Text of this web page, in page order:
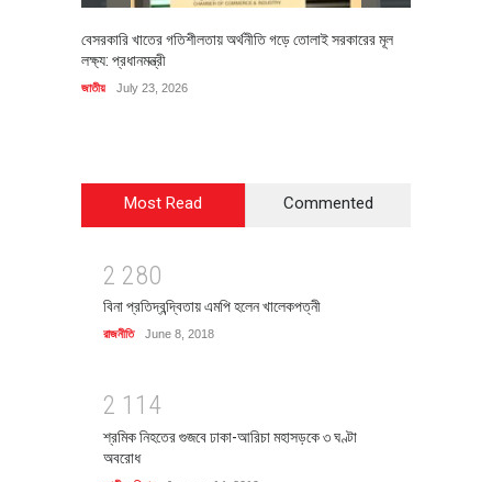
বেসরকারি খাতের গতিশীলতায় অর্থনীতি গড়ে তোলাই সরকারের মূল
লক্ষ্য: প্রধানমন্ত্রী
জাতীয় July 23, 2026
Most Read Commented
2 280
বিনা প্রতিদ্বন্দ্বিতায় এমপি হলেন খালেকপত্নী
রাজনীতি June 8, 2018
2 1 1 4
শ্রমিক নিহতের গুজবে ঢাকা-আরিচা মহাসড়কে ৩ ঘণ্টা
অবরোধ